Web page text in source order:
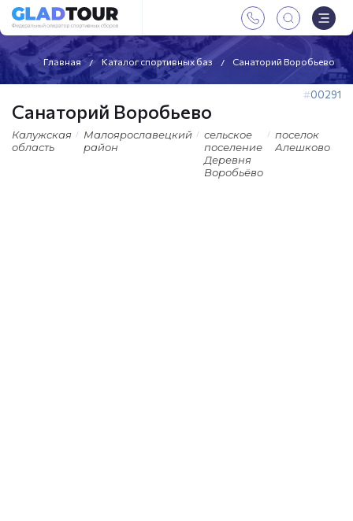
Главная Каталог спортивных баз Санаторий Воробьево
00291
Санаторий Воробьево
Калужская
область
Малоярославецкий
район
сельское
поселение
Деревня
Воробьёво
поселок
Алешково